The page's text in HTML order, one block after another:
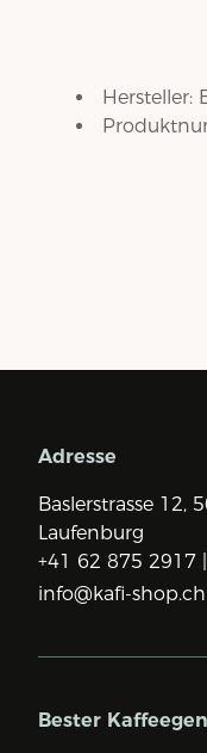
Hersteller:
Adresse
Baslerstrasse 12,
Laufenburg
+41 62 875 2917 |
info@kafi-shop.ch
Bester